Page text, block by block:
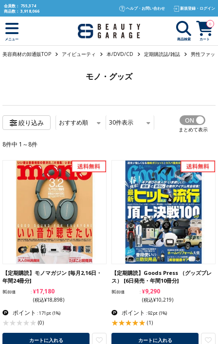
text.skipToContent
text.skipToNavigation
会員数： 755,374
商品数： 3,918,066
ヘルプ・お問い合わせ 新規登録・ログイン
メニュー 商品検索 カート
0
美容商材の卸通販TOP アイビューティ 本/DVD/CD 定期購読誌/雑誌 男性ファッ
モノ・グッズ
絞り込み おすすめ順 30件表示
まとめて表示
8件中 1～8件
【定期購読】モノマガジン [毎月2,16日・
年間24冊分]
BG卸価 ¥17,180
(税込¥18,898)
ポイント : 171pt (1%)
(0)
カートに入れる
【定期購読】Goods Press （グッズプレ
ス） [6日発売・年間10冊分]
BG卸価 ¥9,290
(税込¥10,219)
ポイント : 92pt (1%)
(1)
カートに入れる